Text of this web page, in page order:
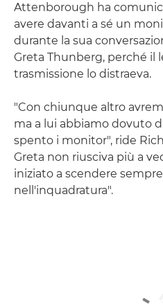
Attenborough ha
avere davanti a sé un
durante la sua
Greta Thunberg, perché il
trasmissione lo distraeva.
"Con chiunque altro
ma a lui abbiamo dovuto
spento i monitor", ride
Greta non riusciva più a
iniziato a scendere
nell'inquadratura".